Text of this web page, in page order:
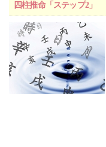
四柱推命「ステップ2」